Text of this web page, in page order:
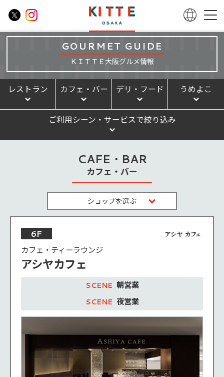
GOURMET GUIDE
ＫＩＴＴＥ大阪グルメ情報
レストラン カフェ・バー デリ・フード うめよこ
ご利用シーン・サービスで絞り込み
CAFE・BAR
カフェ・バー
ショップを選ぶ
アシヤカフェ
スターバックス
BOX cafe&space 1号店/2号店
@ＪＰ Ｃａｆｅ
6F
カフェ・ティーラウンジ
アシヤカフェ
朝営業
夜営業